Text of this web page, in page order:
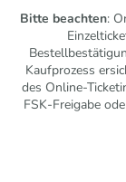
Bitte beachten:
Kaufprozess
des Online-
FSK-Freigabe